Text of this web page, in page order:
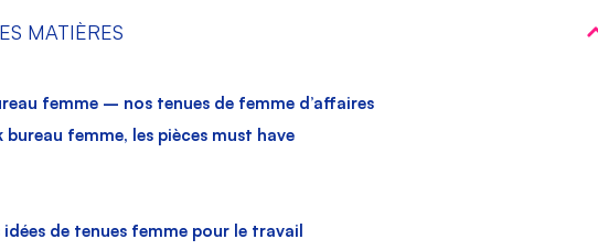
MATIÈRES
femme – nos tenues de femme d’affaires
bureau femme, les pièces must have
idées de tenues femme pour le travail